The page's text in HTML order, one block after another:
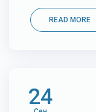
READ MORE
24